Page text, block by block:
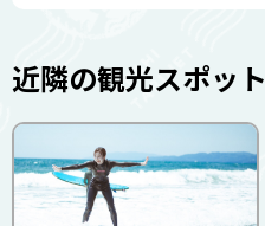
近隣の観光スポット